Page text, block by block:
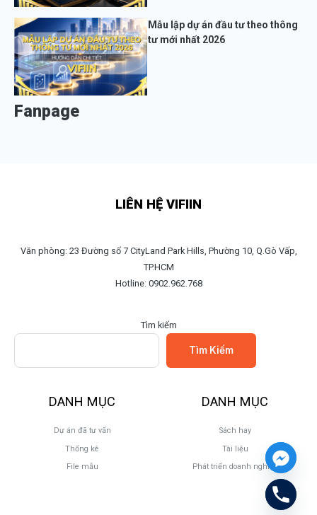
Mẫu lập dự án đầu tư theo thông
tư mới nhất 2026
Fanpage
LIÊN HỆ VIFIIN
Văn phòng: 23 Đường số 7 CityLand Park Hills, Phường 10, Q.Gò Vấp,
TP.HCM
Hotline: 0902.962.768
Tìm kiếm
Tìm Kiếm
DANH MỤC
Dự án đã tư vấn
Thống kê
File mẫu
DANH MỤC
Sách hay
Tài liệu
Phát triển doanh nghiệp